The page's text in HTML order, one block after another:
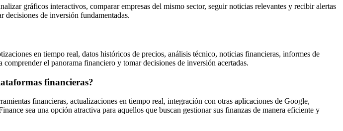
gráficos interactivos, comparar empresas del mismo sector, seguir noticias relevantes y recibir alertas
decisiones de inversión fundamentadas.
en tiempo real, datos históricos de precios, análisis técnico, noticias financieras, informes de
el panorama financiero y tomar decisiones de inversión acertadas.
financieras?
financieras, actualizaciones en tiempo real, integración con otras aplicaciones de Google,
sea una opción atractiva para aquellos que buscan gestionar sus finanzas de manera eficiente y